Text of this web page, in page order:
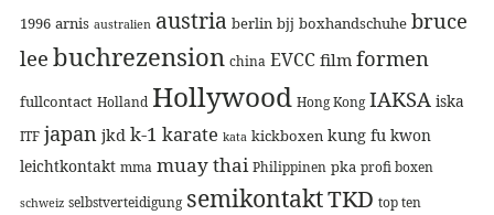
1996 arnis australien austria berlin bjj boxhandschuhe bruce
lee buchrezension china EVCC film formen
fullcontact Holland Hollywood Hong Kong IAKSA iska
ITF japan jkd k-1 karate kata kickboxen kung fu kwon
leichtkontakt mma muay thai Philippinen pka profi boxen
schweiz selbstverteidigung semikontaktTKD top ten